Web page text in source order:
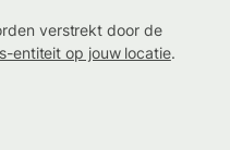
verstrekt door de
entiteit op jouw locatie.